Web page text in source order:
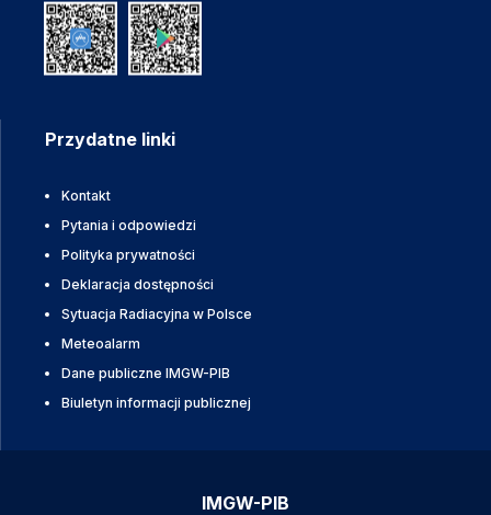
Przydatne linki
Kontakt
Pytania i odpowiedzi
Polityka prywatności
Deklaracja dostępności
Sytuacja Radiacyjna w Polsce
Meteoalarm
Dane publiczne IMGW-PIB
Biuletyn informacji publicznej
IMGW-PIB